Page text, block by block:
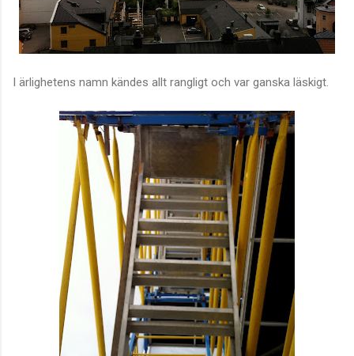
I ärlighetens namn kändes allt rangligt och var ganska läskigt.